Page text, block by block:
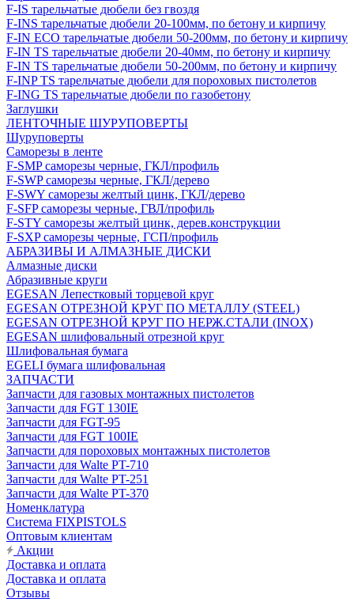
F-IS тарельчатые дюбели без гвоздя
F-INS тарельчатые дюбели 20-100мм, по бетону и кирпичу
F-IN ECO тарельчатые дюбели 50-200мм, по бетону и кирпичу
F-IN TS тарельчатые дюбели 20-40мм, по бетону и кирпичу
F-IN TS тарельчатые дюбели 50-200мм, по бетону и кирпичу
F-INP TS тарельчатые дюбели для пороховых пистолетов
F-ING TS тарельчатые дюбели по газобетону
Заглушки
ЛЕНТОЧНЫЕ ШУРУПОВЕРТЫ
Шуруповерты
Саморезы в ленте
F-SMP саморезы черные, ГКЛ/профиль
F-SWP саморезы черные, ГКЛ/дерево
F-SWY саморезы желтый цинк, ГКЛ/дерево
F-SFP саморезы черные, ГВЛ/профиль
F-STY саморезы желтый цинк, дерев.конструкции
F-SXP саморезы черные, ГСП/профиль
АБРАЗИВЫ И АЛМАЗНЫЕ ДИСКИ
Алмазные диски
Абразивные круги
EGESAN Лепестковый торцевой круг
EGESAN ОТРЕЗНОЙ КРУГ ПО МЕТАЛЛУ (STEEL)
EGESAN ОТРЕЗНОЙ КРУГ ПО НЕРЖ.СТАЛИ (INOX)
EGESAN шлифовальный отрезной круг
Шлифовальная бумага
EGELI бумага шлифовальная
ЗАПЧАСТИ
Запчасти для газовых монтажных пистолетов
Запчасти для FGT 130IE
Запчасти для FGT-95
Запчасти для FGT 100IE
Запчасти для пороховых монтажных пистолетов
Запчасти для Walte PT-710
Запчасти для Walte PT-251
Запчасти для Walte PT-370
Номенклатура
Система FIXPISTOLS
Оптовым клиентам
Акции
Доставка и оплата
Доставка и оплата
Отзывы